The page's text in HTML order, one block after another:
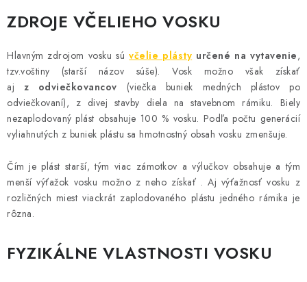
Vrátenie tovaru, výmena a reklamácie
Veľkoobchod
ZDROJE VČELIEHO VOSKU
Hlavným zdrojom vosku súvčelie plásty určené na vytavenie,
tzv.voštiny (starší názov súše). Vosk možno však získať
aj z odviečkovancov (viečka buniek medných plástov po
odviečkovaní), z divej stavby diela na stavebnom rámiku. Biely
nezaplodovaný plást obsahuje 100 % vosku. Podľa počtu generácií
vyliahnutých z buniek plástu sa hmotnostný obsah vosku zmenšuje.
Čím je plást starší, tým viac zámotkov a výlučkov obsahuje a tým
menší výťažok vosku možno z neho získať . Aj výťažnosť vosku z
rozličných miest viackrát zaplodovaného plástu jedného rámika je
rôzna.
FYZIKÁLNE VLASTNOSTI VOSKU